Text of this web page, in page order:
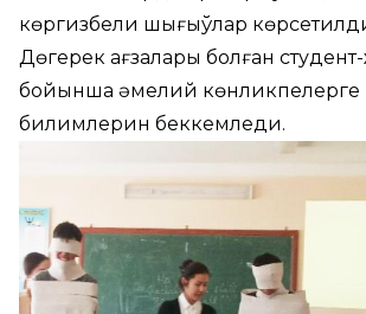
көргизбели шығыўлар
Дөгерек ағзалары болған
бойынша әмелий көнликпелерге
билимлерин беккемледи.